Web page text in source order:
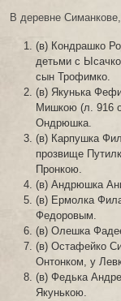
В деревне
(в) Кондрашко
детьми с
сын Трофимко.
(в) Якунька
Мишкою (л. 916
Ондрюшка.
(в) Карпушка
прозвище
Пронкою.
(в) Андрюшка
(в) Ермолка
Федоровым.
(в) Олешка
(в) Остафейко
Онтонком, у
(в) Федька
Якунькою.